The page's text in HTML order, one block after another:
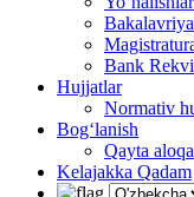
Bank
Hujjatlar
Normativ
Bog‘lanish
Qayta aloqa
Kelajakka Qadam